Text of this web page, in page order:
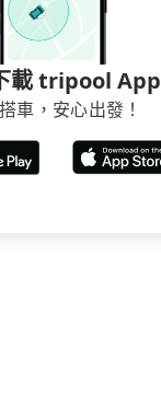
載 tripool App
車，安心出發！